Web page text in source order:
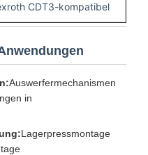
CDT3-kompatibel
Auswerfermechanismen
in
Lagerpressmontage